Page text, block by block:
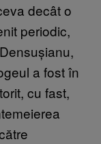
decât o
periodic,
a fost în
cu fast,